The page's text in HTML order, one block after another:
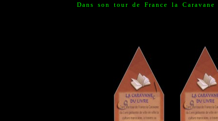
Dans son tour de France la